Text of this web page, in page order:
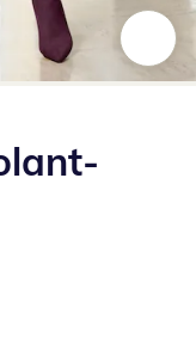
34,99 €